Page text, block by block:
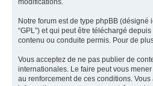
modifications.
Notre forum est de type phpBB (désigné
“GPL”) et qui peut être téléchargé depuis
contenu ou conduite permis. Pour de
Vous acceptez de ne pas publier de
internationales. Le faire peut vous
au renforcement de ces conditions.